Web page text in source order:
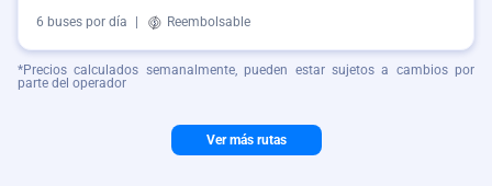
6 buses por día Reembolsable
*Precios calculados semanalmente, pueden estar sujetos a cambios por
parte del operador
Ver más rutas